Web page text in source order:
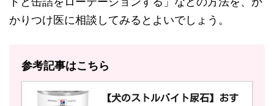
かりつけ医に相談してみるとよいでしょう。
参考記事はこちら
【犬のストルバイト尿石】おす